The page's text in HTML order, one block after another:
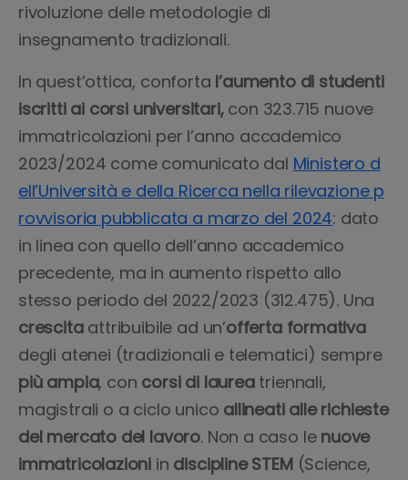
rivoluzione delle metodologie di
insegnamento tradizionali.
In quest’ottica, conforta l’aumento di studenti
iscritti ai corsi universitari, con 323.715 nuove
immatricolazioni per l’anno accademico
2023/2024 come comunicato dal Ministero d
ell’Università e della Ricerca nella rilevazione p
rovvisoria pubblicata a marzo del 2024: dato
in linea con quello dell’anno accademico
precedente, ma in aumento rispetto allo
stesso periodo del 2022/2023 (312.475). Una
crescitaattribuibile ad un’offerta formativa
degli atenei (tradizionali e telematici) sempre
più ampia, con corsi di laureatriennali,
magistrali o a ciclo unico allineati alle richieste
del mercato del lavoro. Non a caso lenuove
immatricolazioni in discipline STEM(Science,